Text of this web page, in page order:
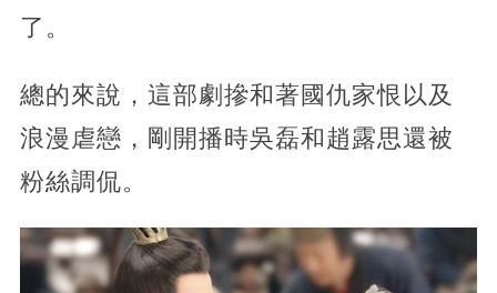
了。
總的來說，這部劇摻和著國仇家恨以及
浪漫虐戀，剛開播時吳磊和趙露思還被
粉絲調侃。